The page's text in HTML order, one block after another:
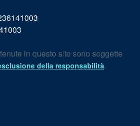
in questo sito sono soggette
della responsabilità.